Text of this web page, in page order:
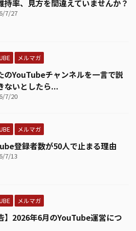
持率、見方を間違えていませんか？
7/27
メルマガ
のYouTubeチャンネルを一言で説
ないとしたら...
7/20
メルマガ
登録者数が50人で止まる理由
7/13
メルマガ
】2026年6月のYouTube運営につ